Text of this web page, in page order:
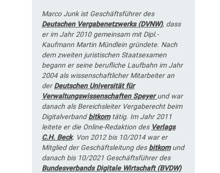
Marco Junk ist Geschäftsführer des
Deutschen Vergabenetzwerks (DVNW), dass
er im Jahr 2010 gemeinsam mit Dipl.-
Kaufmann Martin Mündlein gründete. Nach
dem zweiten juristischen Staatsexamen
begann er seine berufliche Laufbahn im Jahr
2004 als wissenschaftlicher Mitarbeiter an
derDeutschen Universität für
Verwaltungswissenschaften Speyerund war
danach als Bereichsleiter Vergaberecht beim
Digitalverbandbitkomtätig. Im Jahr 2011
leitete er die Online-Redaktion des Verlags
C.H. Beck. Von 2012 bis 10/2014 war er
Mitglied der Geschäftsleitung des bitkomund
danach bis 10/2021 Geschäftsführer des
Bundesverbands Digitale Wirtschaft (BVDW)